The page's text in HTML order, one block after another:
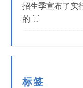
招生季宣布了实
的 […]
标签